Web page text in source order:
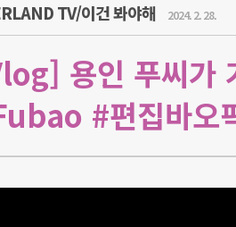
TV/이건 봐야해 2024. 2. 28.
용인 푸씨가
#편집바오